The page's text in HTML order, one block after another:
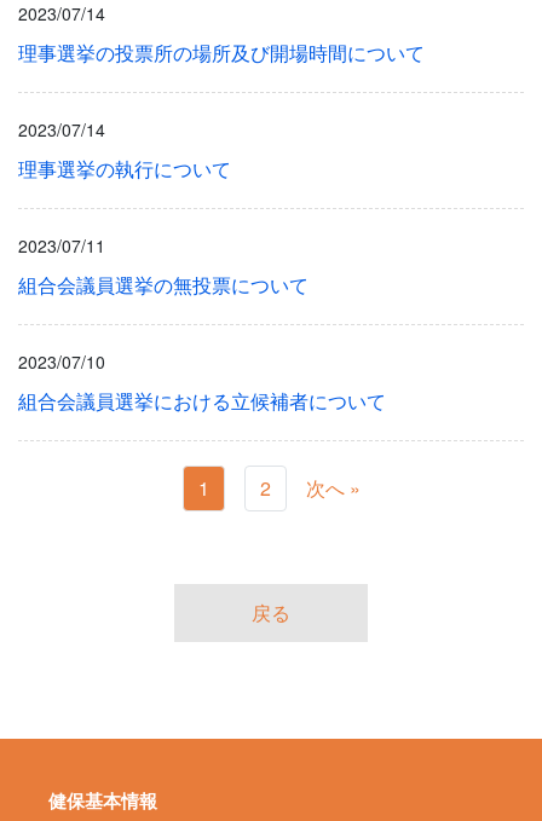
2023/07/14
理事選挙の投票所の場所及び開場時間について
2023/07/14
理事選挙の執行について
2023/07/11
組合会議員選挙の無投票について
2023/07/10
組合会議員選挙における立候補者について
1 2 次へ »
戻る
健保基本情報